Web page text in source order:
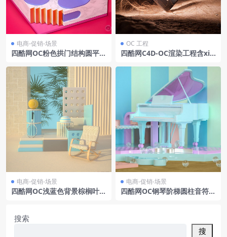
电商-促销-场景
四酷网OC粉色拱门结构圆平台
OC 工程
四酷网C4D-OC渲染工程含xie
景
电商-促销-场景
四酷网OC浅蓝色背景棕榈叶几
电商-促销-场景
四酷网OC钢琴阶梯圆柱音符音
搜索
搜